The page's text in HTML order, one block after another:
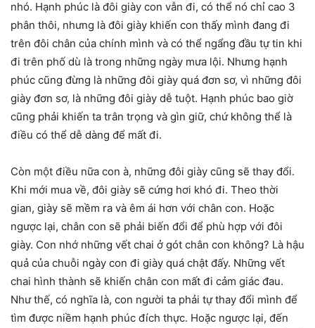
nhó. Hạnh phúc là đôi giày con vẫn đi, có thể nó chỉ cao 3
phân thôi, nhưng là đôi giày khiến con thấy mình đang đi
trên đôi chân của chính mình và có thể ngẩng đầu tự tin khi
đi trên phố dù là trong những ngày mưa lội. Nhưng hạnh
phúc cũng đừng là những đôi giày quá đơn sơ, vì những đôi
giày đơn sơ, là những đôi giày dễ tuột. Hạnh phúc bao giờ
cũng phải khiến ta trân trọng và gìn giữ, chứ không thể là
điều có thể dễ dàng để mất đi.
Còn một điều nữa con à, những đôi giày cũng sẽ thay đổi.
Khi mới mua về, đôi giày sẽ cứng hơi khó đi. Theo thời
gian, giày sẽ mềm ra và êm ái hơn với chân con. Hoặc
ngược lại, chân con sẽ phải biến đổi để phù hợp với đôi
giày. Con nhớ những vết chai ở gót chân con không? Là hậu
quả của chuỗi ngày con đi giày quá chật đấy. Những vết
chai hình thành sẽ khiến chân con mất đi cảm giác đau.
Như thế, có nghĩa là, con người ta phải tự thay đổi mình để
tìm được niềm hạnh phúc đích thực. Hoặc ngược lại, đến